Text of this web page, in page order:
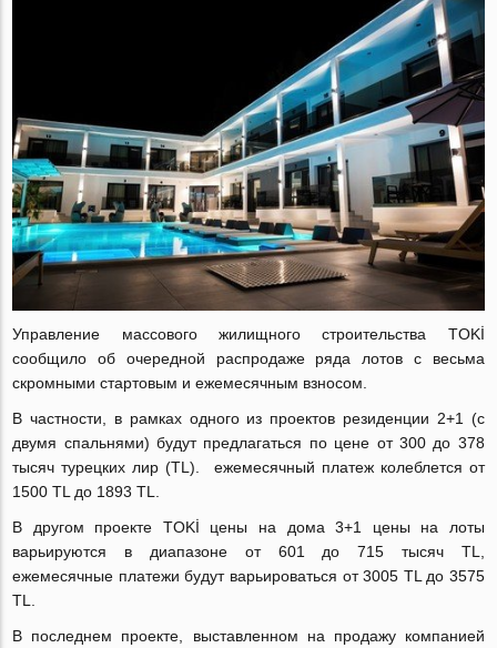
Управление массового жилищного строительства TOKİ
сообщило об очередной распродаже ряда лотов с весьма
скромными стартовым и ежемесячным взносом.
В частности, в рамках одного из проектов резиденции 2+1 (с
двумя спальнями) будут предлагаться по цене от 300 до 378
тысяч турецких лир (TL). ежемесячный платеж колеблется от
1500 TL до 1893 TL.
В другом проекте TOKİ цены на дома 3+1 цены на лоты
варьируются в диапазоне от 601 до 715 тысяч TL,
ежемесячные платежи будут варьироваться от 3005 TL до 3575
TL.
В последнем проекте, выставленном на продажу компанией